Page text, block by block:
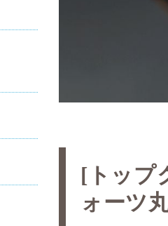
[トップ
ォーツ